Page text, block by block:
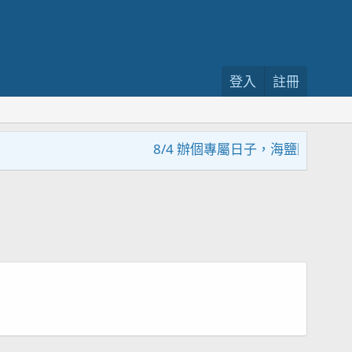
登入 註冊
8/4 辦個專屬日子，海鹽回饋活動